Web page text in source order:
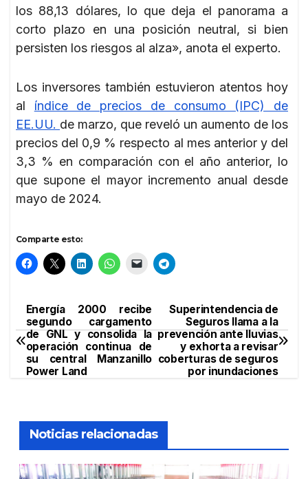
los 88,13 dólares, lo que deja el panorama a
corto plazo en una posición neutral, si bien
persisten los riesgos al alza», anota el experto.
Los inversores también estuvieron atentos hoy
al índice de precios de consumo (IPC) de
EE.UU. de marzo, que reveló un aumento de los
precios del 0,9 % respecto al mes anterior y del
3,3 % en comparación con el año anterior, lo
que supone el mayor incremento anual desde
mayo de 2024.
Comparte esto:
Navegación
de
entradas
Superintendencia de
Seguros llama a la
prevención ante lluvias
y exhorta a revisar
coberturas de seguros
por inundaciones
Energía 2000 recibe
segundo cargamento
de GNL y consolida la
operación continua de
su central Manzanillo
Power Land
Noticias relacionadas